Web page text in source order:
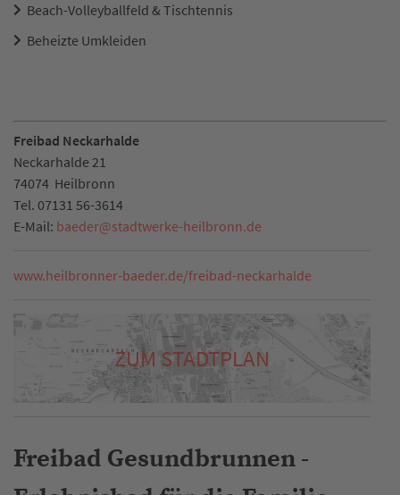
Beach-Volleyballfeld & Tischtennis
Beheizte Umkleiden
Freibad Neckarhalde
Neckarhalde 21
74074 Heilbronn
Tel. 07131 56-3614
E-Mail: baeder@stadtwerke-heilbronn.de
www.heilbronner-baeder.de/freibad-neckarhalde
ZUM STADTPLAN
Freibad Gesundbrunnen -